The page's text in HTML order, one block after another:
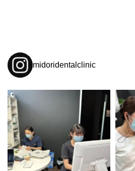
midoridentalclinic